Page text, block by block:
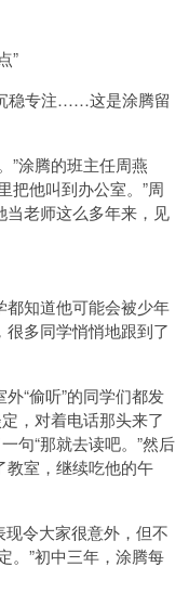
”
稳专注……这是涂腾留
涂腾的班主任周燕
把他叫到办公室。”周
当老师这么多年来，见
知道他可能会被少年
多同学悄悄地跟到了
“偷听”的同学们都发
，对着电话那头来了
句“那就去读吧。”然后
教室，继续吃他的午
令大家很意外，但不
。”初中三年，涂腾每